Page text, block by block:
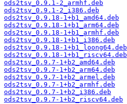
ods2tsv_0.9.1-2_armhf.deb
ods2tsv_0.9.1-2_i386.deb
ods2tsv_0.9.18-1+b1_amd64.deb
ods2tsv_0.9.18-1+b1_arm64.deb
ods2tsv_0.9.18-1+b1_armhf.deb
ods2tsv_0.9.18-1+b1_i386.deb
ods2tsv_0.9.18-1+b1_loong64.deb
ods2tsv_0.9.18-1+b1_riscv64.deb
ods2tsv_0.9.7-1+b2_amd64.deb
ods2tsv_0.9.7-1+b2_arm64.deb
ods2tsv_0.9.7-1+b2_armel.deb
ods2tsv_0.9.7-1+b2_armhf.deb
ods2tsv_0.9.7-1+b2_i386.deb
ods2tsv_0.9.7-1+b2_riscv64.deb